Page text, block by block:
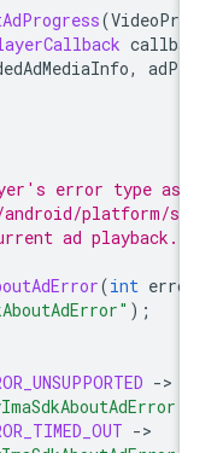
(
,
player's error type as
platform/
ad playback.
( int